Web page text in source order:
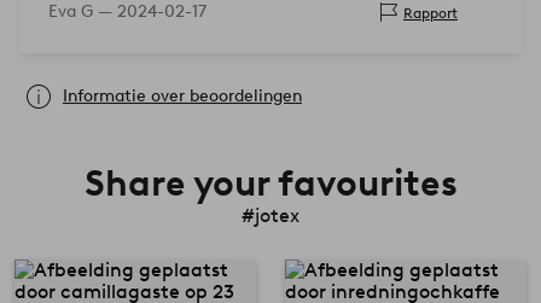
Eva G — 2024-02-17 Rapport
Informatie over beoordelingen
Share your favourites
#jotex